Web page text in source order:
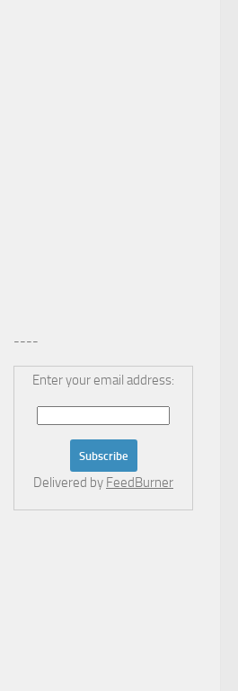
----
Enter your email address:
Delivered by FeedBurner